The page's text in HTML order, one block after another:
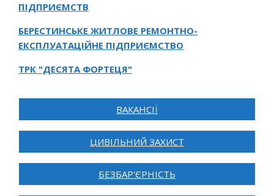
ПІДПРИЄМСТВ
БЕРЕСТИНСЬКЕ ЖИТЛОВЕ РЕМОНТНО-
ЕКСПЛУАТАЦІЙНЕ ПІДПРИЄМСТВО
ТРК "ДЕСЯТА ФОРТЕЦЯ"
ВАКАНСІЇ
ЦИВІЛЬНИЙ ЗАХИСТ
БЕЗБАР'ЄРНІСТЬ